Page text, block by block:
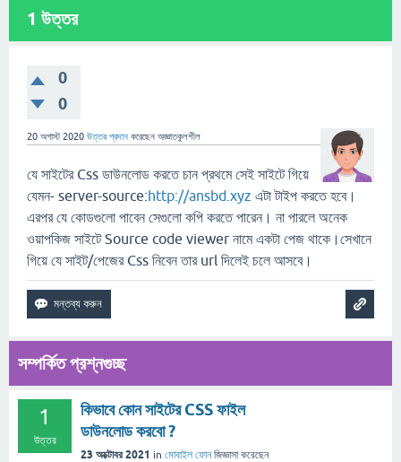
1 উত্তর
0
0
20 অগাস্ট 2020 উত্তর প্রদান করেছেন অজ্ঞাতকুলশীল
যে সাইটের Css ডাউনলোড করতে চান প্রথমে সেই সাইটে গিয়ে
যেমন- server-source:http://ansbd.xyz এটা টাইপ করতে হবে।
এরপর যে কোডগুলো পাবেন সেগুলো কপি করতে পারেন। না পারলে অনেক
ওয়াপকিজ সাইটে Source code viewer নামে একটা পেজ থাকে।সেখানে
গিয়ে যে সাইট/পেজের Css নিবেন তার url দিলেই চলে আসবে।
সম্পর্কিত প্রশ্নগুচ্ছ
1
উত্তর
কিভাবে কোন সাইটের CSS ফাইল
ডাউনলোড করবো ?
23 অক্টোবর 2021 in মোবাইল ফোন জিজ্ঞাসা করেছেন